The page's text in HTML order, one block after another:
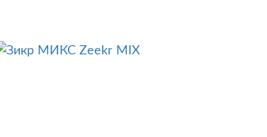
Zeekr MIX